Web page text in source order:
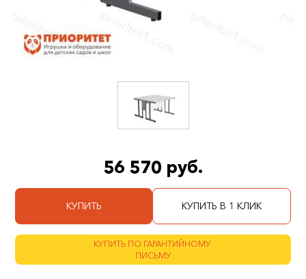
56 570 руб.
КУПИТЬ КУПИТЬ В 1 КЛИК
КУПИТЬ ПО ГАРАНТИЙНОМУ
ПИСЬМУ